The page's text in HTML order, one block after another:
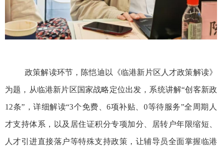
政策解读环节，陈恺迪以《临港新片区人才政策解读》
为题，从临港新片区国家战略定位出发，系统讲解“创客新政
12条”，详细解读“3个免费、6项补贴、0等待服务”全周期人
才支持体系，以及居住证积分专项加分、居转户年限缩短、
人才引进直接落户等特殊支持政策，让辅导员全面掌握临港